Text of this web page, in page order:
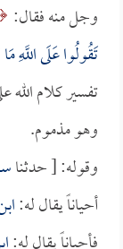
وجل منه فقال:
تَقُولُوا عَلَى اللَّهِ
تفسير كلام
وهو مذموم.
وقوله: [ حدثنا
أحياناً يقال له: